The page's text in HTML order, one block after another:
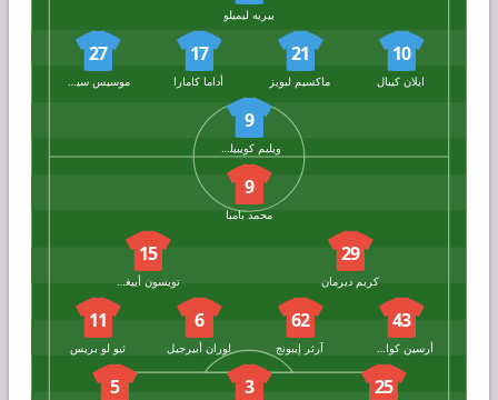
بيريه ليميلو
10
ايلان كيبال
21
ماكسيم لبويز
17
أداما كامارا
27
موسيس سيمون
9
ويليم كويبيلس
9
محمد بامبا
29
كريم ديرمان
15
تويسون أييغون
43
أرسين كواسي
62
آرثر إيبونج
6
لوران أبيرجيل
11
ثيو لو بريس
25
3
5